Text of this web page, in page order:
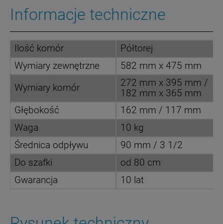
Informacje techniczne
Ilość komór
Półtorej
Wymiary zewnętrzne
582 mm x 475 mm
Wymiary komór
272 mm x 395 mm /
182 mm x 365 mm
Głębokość
162 mm / 117 mm
Waga
10 kg
Średnica odpływu
90 mm / 3 1/2
Do szafki
od 80 cm
Gwarancja
10 lat